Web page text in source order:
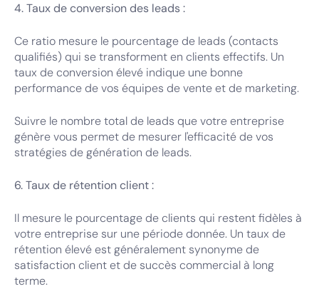
4. Taux de conversion des leads :
Ce ratio mesure le pourcentage de leads (contacts
qualifiés) qui se transforment en clients effectifs. Un
taux de conversion élevé indique une bonne
performance de vos équipes de vente et de marketing.
Suivre le nombre total de leads que votre entreprise
génère vous permet de mesurer l'efficacité de vos
stratégies de génération de leads.
6. Taux de rétention client :
Il mesure le pourcentage de clients qui restent fidèles à
votre entreprise sur une période donnée. Un taux de
rétention élevé est généralement synonyme de
satisfaction client et de succès commercial à long
terme.